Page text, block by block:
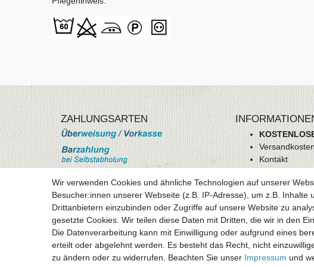
ZAHLUNGSARTEN
mehr Informationen
Besuchen sie uns auf
Versandkosten
Kontakt
AGB
Datenschutz
Impressum
Vertrag widerrufen
Wir verwenden Cookies und ähnliche Technologien auf unserer
Besucher:innen unserer Webseite (z.B. IP-Adresse), um z.B. Inhalte
Drittanbietern einzubinden oder Zugriffe auf unsere Website zu
gesetzte Cookies. Wir teilen diese Daten mit Dritten, die wir in den
Die Datenverarbeitung kann mit Einwilligung oder aufgrund eines
erteilt oder abgelehnt werden. Es besteht das Recht, nicht
zu ändern oder zu widerrufen. Beachten Sie unser Impressum und